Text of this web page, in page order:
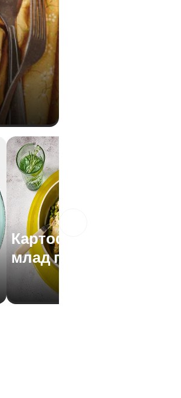
Картофена салата с
млад грах и яйца